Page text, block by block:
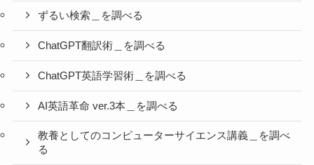
ずるい検索＿を調べる
ChatGPT翻訳術＿を調べる
ChatGPT英語学習術＿を調べる
AI英語革命 ver.3本＿を調べる
教養としてのコンピューターサイエンス講義＿を調べ
る